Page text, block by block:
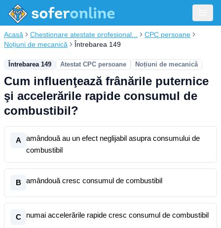
Acasă Chestionare atestate profesional...
CPC persoane
Noțiuni de mecanică
Întrebarea 149
Întrebarea 149 Atestat CPC persoane Noțiuni de mecanică
Cum influenţează frânările puternice
şi accelerările rapide consumul de
combustibil?
A
amândouă au un efect neglijabil asupra consumului de
combustibil
B amândouă cresc consumul de combustibil
C numai accelerările rapide cresc consumul de combustibil